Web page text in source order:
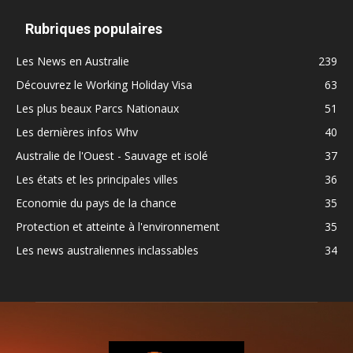
Rubriques populaires
Les News en Australie
239
Découvrez le Working Holiday Visa
63
Les plus beaux Parcs Nationaux
51
Les dernières infos Whv
40
Australie de l'Ouest - Sauvage et isolé
37
Les états et les principales villes
36
Economie du pays de la chance
35
Protection et atteinte à l'environnement
35
Les news australiennes inclassables
34